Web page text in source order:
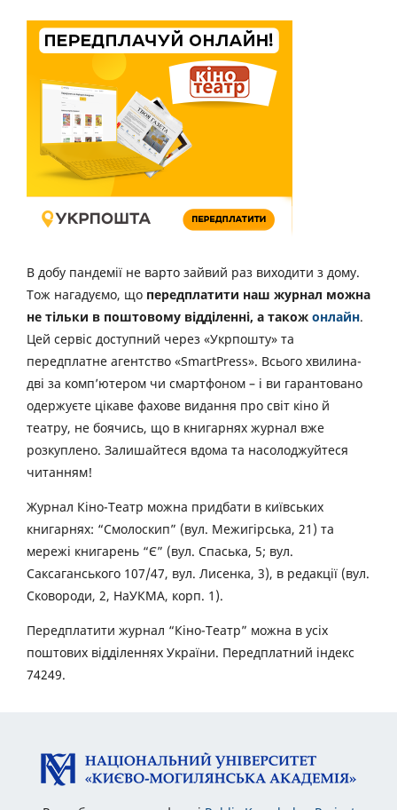
В добу пандемії не варто зайвий раз виходити з дому.
Тож нагадуємо, що передплатити наш журнал можна
не тільки в поштовому відділенні, а також онлайн.
Цей сервіс доступний через «Укрпошту» та
передплатне агентство «SmartPress». Всього хвилина-
дві за комп’ютером чи смартфоном – і ви гарантовано
одержуєте цікаве фахове видання про світ кіно й
театру, не боячись, що в книгарнях журнал вже
розкуплено. Залишайтеся вдома та насолоджуйтеся
читанням!
Журнал Кіно-Театр можна придбати в київських
книгарнях: “Смолоскип” (вул. Межигірська, 21) та
мережі книгарень “Є” (вул. Спаська, 5; вул.
Саксаганського 107/47, вул. Лисенка, 3), в редакції (вул.
Сковороди, 2, НаУКМА, корп. 1).
Передплатити журнал “Кіно-Театр” можна в усіх
поштових відділеннях України. Передплатний індекс
74249.